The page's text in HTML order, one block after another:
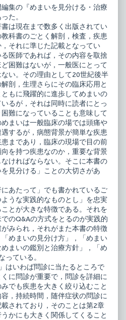
集の『めまいを見分ける・治療
た。
は現在まで数多く出版されてい
科書のごとく解剖，検査，疾患
それに準じた記載となってい
医師であれば，その内容を取捨
困難はないが，一般医にとって
い。その理由として20世紀後半
剖，生理さらにその臨床応用と
もに飛躍的に進歩してめまいの
るが，それは同時に読者にとっ
難になっていることも意味して
まいは一般臨床の場では頭痛や
するが，病態背景が簡単な疾患
まであり，臨床の現場で目の前
を持つ疾患なのか，重要な背景
ければならない。そこに本書の
見分ける」ことの大切さがあ
あたって」でも書かれているご
うな実践的なものとし」を忠実
とが大きな特徴である。それを
のQ&Aの方式をとるのが実践的
みられ，それがまた本書の特徴
めまいの見分け方」，「めまい
まいの鑑別と治療方針」，「め
っている。
はいわば問診に当たるところで
に問診が重要で，問診を詳細に
でも疾患を大きく絞り込むこと
，持続時間，随伴症状の問診に
されており，そのことは第2章
かにも大きく関係してくること